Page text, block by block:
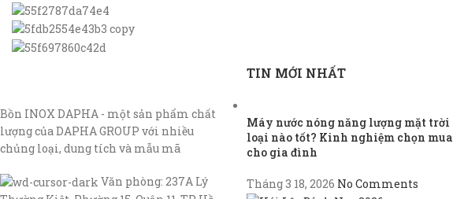
Bồn INOX DAPHA - một sản phẩm chất
lượng của DAPHA GROUP với nhiều
chủng loại, dung tích và mẫu mã
Văn phòng: 237A Lý
TIN MỚI NHẤT
Máy nước nóng năng lượng mặt trời
loại nào tốt? Kinh nghiệm chọn mua
cho gia đình
Tháng 3 18, 2026 No Comments